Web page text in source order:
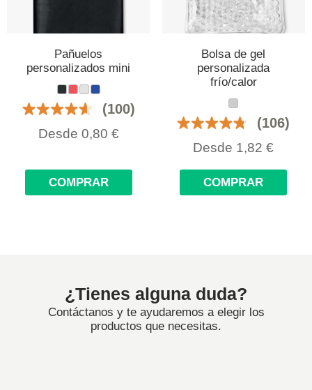
Pañuelos
personalizados mini
(100)
Desde 0,80 €
COMPRAR
Bolsa de gel
personalizada
frío/calor
(106)
Desde 1,82 €
COMPRAR
¿Tienes alguna duda?
Contáctanos y te ayudaremos a elegir los
productos que necesitas.